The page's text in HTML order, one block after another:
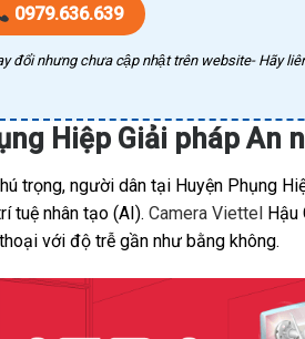
0979.636.639
đổi nhưng chưa cập nhật trên website- Hãy
Hiệp Giải pháp An
trọng, người dân tại Huyện Phụng
tuệ nhân tạo (AI). Camera Viettel Hậu
với độ trễ gần như bằng không.